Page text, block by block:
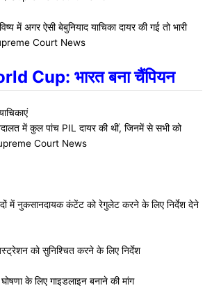
में अगर ऐसी बेबुनियाद याचिका दायर की गई तो भारी
Court News
Cup: भारत बना चैंपियन
में कुल पांच PIL दायर की थीं, जिनमें से सभी को
Court News
में नुकसानदायक कंटेंट को रेगुलेट करने के लिए निर्देश देने
को सुनिश्चित करने के लिए निर्देश
के लिए गाइडलाइन बनाने की मांग